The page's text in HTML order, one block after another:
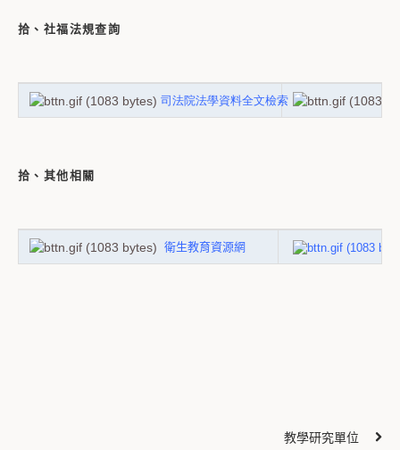
拾、社福法規查詢
司法院法學資料全文檢索
拾、其他相關
衛生教育資源網
教學研究單位